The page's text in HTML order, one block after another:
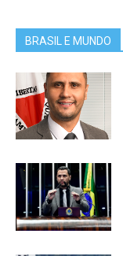
BRASIL E MUNDO